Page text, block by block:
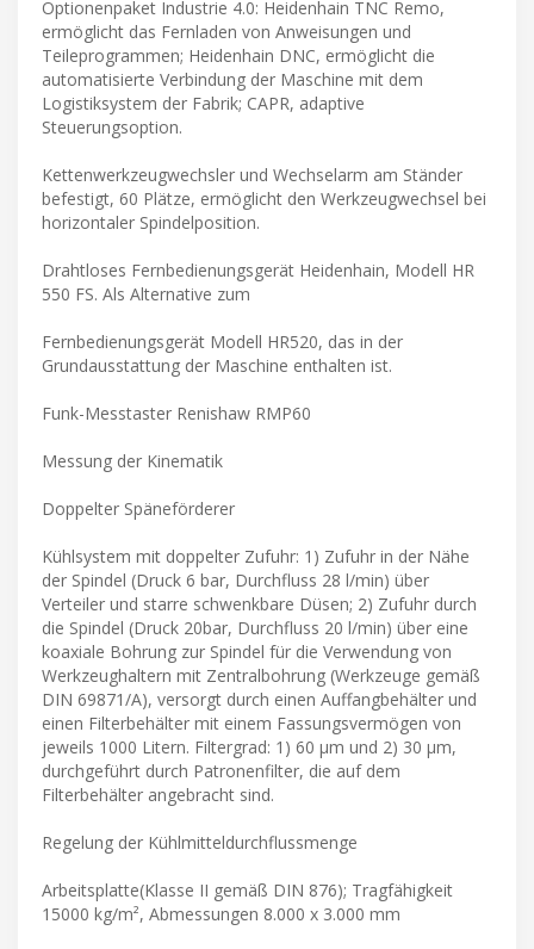
Optionenpaket Industrie 4.0: Heidenhain TNC Remo,
ermöglicht das Fernladen von Anweisungen und
Teileprogrammen; Heidenhain DNC, ermöglicht die
automatisierte Verbindung der Maschine mit dem
Logistiksystem der Fabrik; CAPR, adaptive
Steuerungsoption.
Kettenwerkzeugwechsler und Wechselarm am Ständer
befestigt, 60 Plätze, ermöglicht den Werkzeugwechsel bei
horizontaler Spindelposition.
Drahtloses Fernbedienungsgerät Heidenhain, Modell HR
550 FS. Als Alternative zum
Fernbedienungsgerät Modell HR520, das in der
Grundausstattung der Maschine enthalten ist.
Funk-Messtaster Renishaw RMP60
Messung der Kinematik
Doppelter Späneförderer
Kühlsystem mit doppelter Zufuhr: 1) Zufuhr in der Nähe
der Spindel (Druck 6 bar, Durchfluss 28 l/min) über
Verteiler und starre schwenkbare Düsen; 2) Zufuhr durch
die Spindel (Druck 20bar, Durchfluss 20 l/min) über eine
koaxiale Bohrung zur Spindel für die Verwendung von
Werkzeughaltern mit Zentralbohrung (Werkzeuge gemäß
DIN 69871/A), versorgt durch einen Auffangbehälter und
einen Filterbehälter mit einem Fassungsvermögen von
jeweils 1000 Litern. Filtergrad: 1) 60 µm und 2) 30 µm,
durchgeführt durch Patronenfilter, die auf dem
Filterbehälter angebracht sind.
Regelung der Kühlmitteldurchflussmenge
Arbeitsplatte(Klasse II gemäß DIN 876); Tragfähigkeit
15000 kg/m², Abmessungen 8.000 x 3.000 mm